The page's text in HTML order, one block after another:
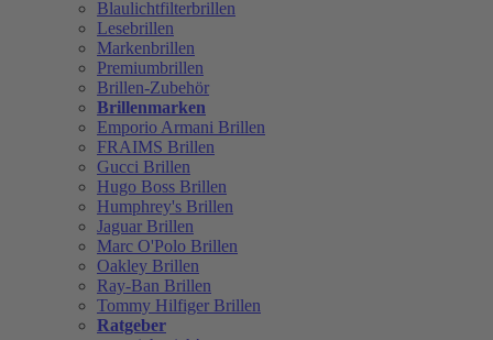
Blaulichtfilterbrillen
Lesebrillen
Markenbrillen
Premiumbrillen
Brillen-Zubehör
Brillenmarken
Emporio Armani Brillen
FRAIMS Brillen
Gucci Brillen
Hugo Boss Brillen
Humphrey's Brillen
Jaguar Brillen
Marc O'Polo Brillen
Oakley Brillen
Ray-Ban Brillen
Tommy Hilfiger Brillen
Ratgeber